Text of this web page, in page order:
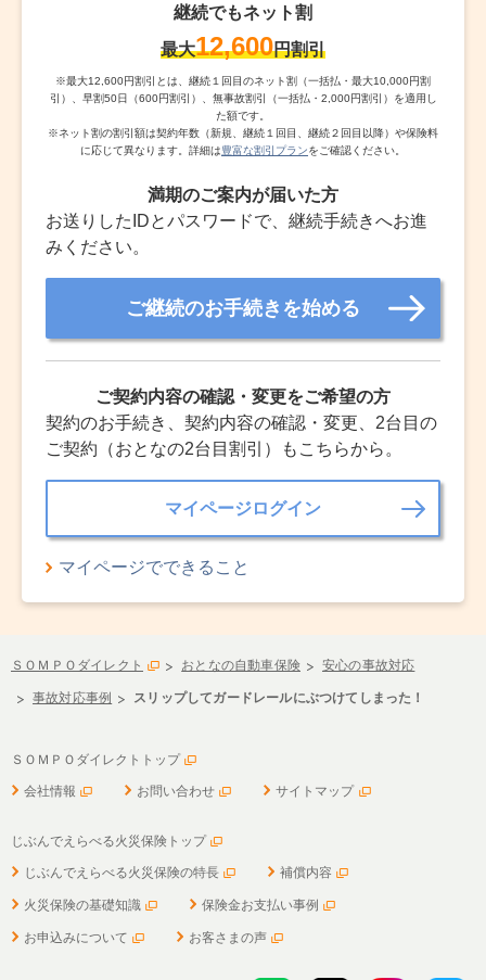
継続でもネット割
最大12,600円割引
※最大12,600円割引とは、継続１回目のネット割（一括払・最大10,000円割
引）、早割50日（600円割引）、無事故割引（一括払・2,000円割引）を適用し
た額です。
※ネット割の割引額は契約年数（新規、継続１回目、継続２回目以降）や保険料
に応じて異なります。詳細は豊富な割引プランをご確認ください。
満期のご案内が届いた方
お送りしたIDとパスワードで、継続手続きへお進
みください。
ご継続のお手続きを始める
ご契約内容の確認・変更をご希望の方
契約のお手続き、契約内容の確認・変更、2台目の
ご契約（おとなの2台目割引）もこちらから。
マイページログイン
マイページでできること
ＳＯＭＰＯダイレクト おとなの自動車保険 安心の事故対応
事故対応事例 スリップしてガードレールにぶつけてしまった！
ＳＯＭＰＯダイレクトトップ
会社情報 お問い合わせ サイトマップ
じぶんでえらべる火災保険トップ
じぶんでえらべる火災保険の特長 補償内容
火災保険の基礎知識 保険金お支払い事例
お申込みについて お客さまの声